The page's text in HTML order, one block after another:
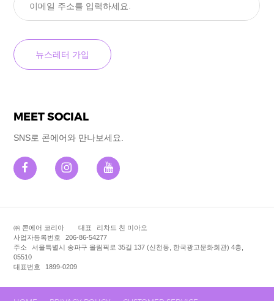
MEET SOCIAL
SNS로 콘에어와 만나보세요.
㈜ 콘에어 코리아 대표
리차드 친 미아오
사업자등록번호
206-86-54277
주소
서울특별시 송파구 올림픽로 35길 137 (신천동, 한국광고문화회관) 4층,
05510
대표번호
1899-0209